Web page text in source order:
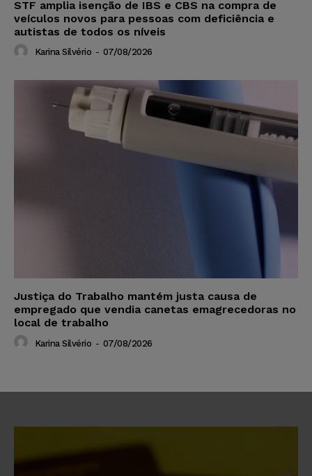
STF amplia isenção de IBS e CBS na compra de
veículos novos para pessoas com deficiência e
autistas de todos os níveis
Karina Silvério - 07/08/2026
Justiça do Trabalho mantém justa causa de
empregado que vendia canetas emagrecedoras no
local de trabalho
Karina Silvério - 07/08/2026